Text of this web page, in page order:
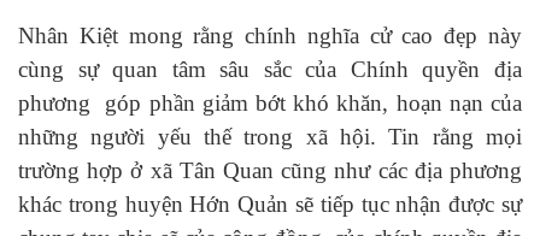
Nhân Kiệt mong rằng chính nghĩa cử cao đẹp này
cùng sự quan tâm sâu sắc của Chính quyền địa
phương góp phần giảm bớt khó khăn, hoạn nạn của
những người yếu thế trong xã hội. Tin rằng mọi
trường hợp ở xã Tân Quan cũng như các địa phương
khác trong huyện Hớn Quản sẽ tiếp tục nhận được sự